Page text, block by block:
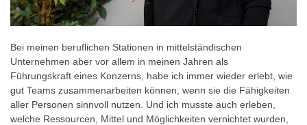
Bei meinen beruflichen Stationen in mittelständischen
Unternehmen aber vor allem in meinen Jahren als
Führungskraft eines Konzerns, habe ich immer wieder erlebt, wie
gut Teams zusammenarbeiten können, wenn sie die Fähigkeiten
aller Personen sinnvoll nutzen. Und ich musste auch erleben,
welche Ressourcen, Mittel und Möglichkeiten vernichtet wurden,